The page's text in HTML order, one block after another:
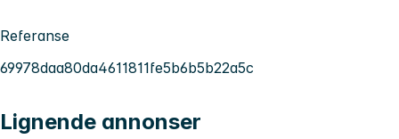
Referanse
69978daa80da4611811fe5b6b5b22a5c
Lignende annonser